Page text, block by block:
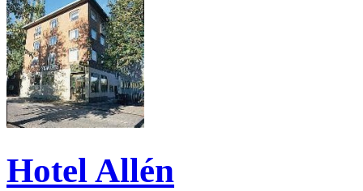
Hotel Allén